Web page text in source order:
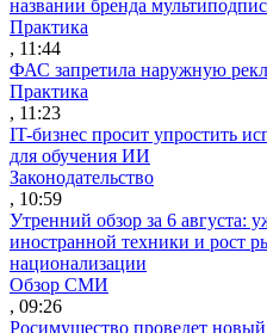
названии бренда
Практика
, 11:44
ФАС запретила наружную
Практика
, 11:23
IT-бизнес просит упростить
для обучения ИИ
Законодательство
, 10:59
Утренний обзор за 6 августа:
иностранной техники и рост
национализации
Обзор СМИ
, 09:26
Росимущество проведет